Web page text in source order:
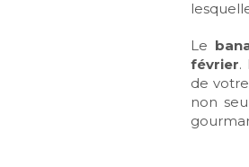
Le
février.
de
non